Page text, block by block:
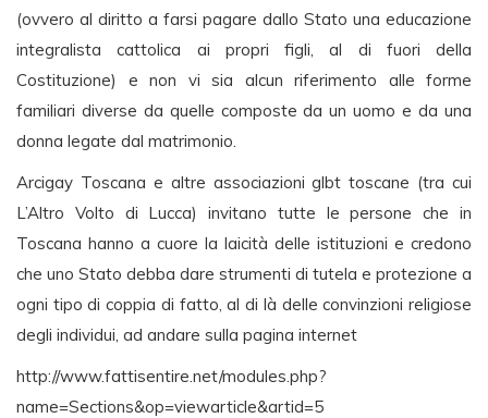
(ovvero al diritto a farsi pagare dallo Stato una educazione
integralista cattolica ai propri figli, al di fuori della
Costituzione) e non vi sia alcun riferimento alle forme
familiari diverse da quelle composte da un uomo e da una
donna legate dal matrimonio.
Arcigay Toscana e altre associazioni glbt toscane (tra cui
L’Altro Volto di Lucca) invitano tutte le persone che in
Toscana hanno a cuore la laicità delle istituzioni e credono
che uno Stato debba dare strumenti di tutela e protezione a
ogni tipo di coppia di fatto, al di là delle convinzioni religiose
degli individui, ad andare sulla pagina internet
http://www.fattisentire.net/modules.php?
name=Sections&op=viewarticle&artid=5